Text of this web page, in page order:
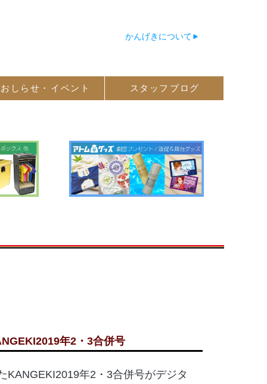
かんげきについて
おしらせ・ イベント スタッフ ブログ
年2・3合併号
KANGEKI2019年2・3合併号がデジタ